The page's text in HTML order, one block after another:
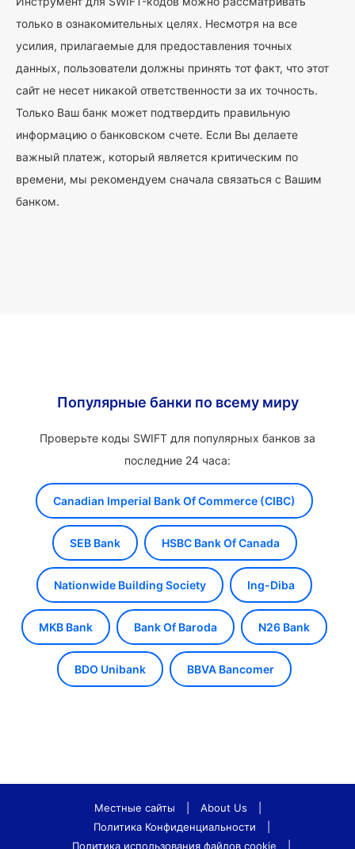
только в ознакомительных целях. Несмотря на все
усилия, прилагаемые для предоставления точных
данных, пользователи должны принять тот факт, что этот
сайт не несет никакой ответственности за их точность.
Только Ваш банк может подтвердить правильную
информацию о банковском счете. Если Вы делаете
важный платеж, который является критическим по
времени, мы рекомендуем сначала связаться с Вашим
банком.
Популярные банки по всему миру
Проверьте коды SWIFT для популярных банков за
последние 24 часа:
Canadian Imperial Bank Of Commerce (CIBC)
SEB Bank HSBC Bank Of Canada
Nationwide Building Society Ing-Diba
MKB Bank Bank Of Baroda N26 Bank
BDO Unibank BBVA Bancomer
Местные сайты About Us
Политика Конфиденциальности
Политика использования файлов cookie